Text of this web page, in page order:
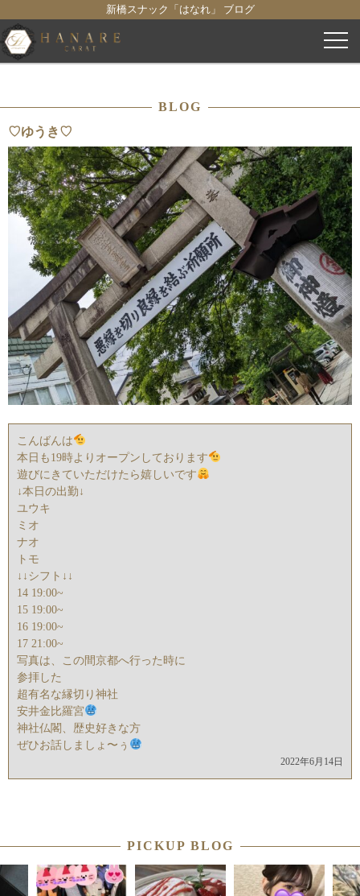
新橋スナック「はなれ」 ブログ
コ
ン
ツ
キ
ッ
プ
BLOG
♡ゆうき♡
こんばんは
本日も19時よりオープンしております
遊びにきていただけたら嬉しいです
↓本日の出勤↓
ユウキ
ミオ
ナオ
トモ
↓↓シフト↓↓
14 19:00~
15 19:00~
16 19:00~
17 21:00~
写真は、この間京都へ行った時に
参拝した
超有名な縁切り神社
安井金比羅宮
神社仏閣、歴史好きな方
ぜひお話しましょ〜ぅ
2022年6月14日
PICKUP BLOG